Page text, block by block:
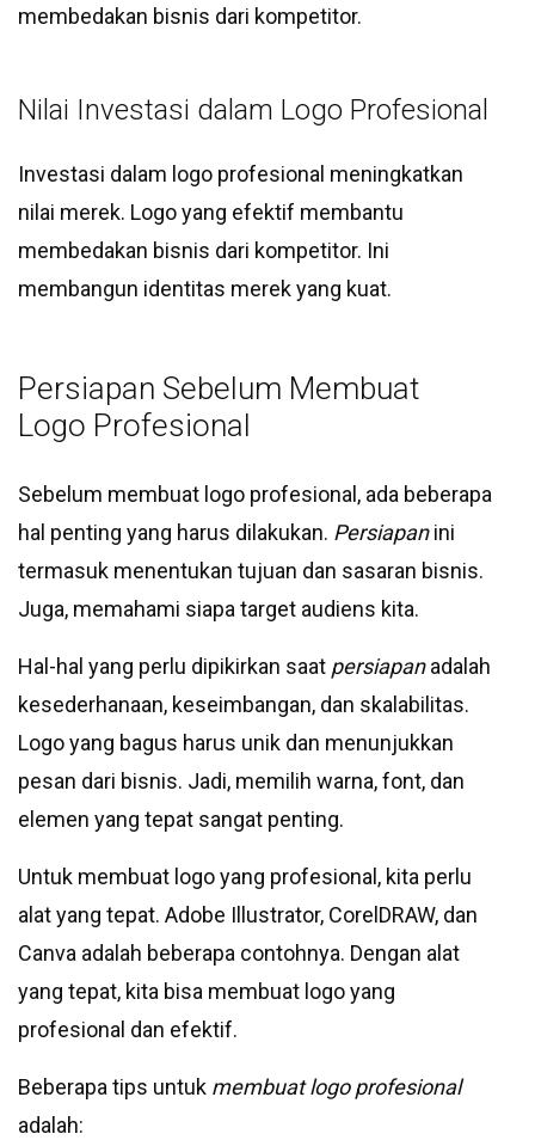
membedakan bisnis dari kompetitor.
Nilai Investasi dalam Logo Profesional
Investasi dalam logo profesional meningkatkan
nilai merek. Logo yang efektif membantu
membedakan bisnis dari kompetitor. Ini
membangun identitas merek yang kuat.
Persiapan Sebelum Membuat
Logo Profesional
Sebelum membuat logo profesional, ada beberapa
hal penting yang harus dilakukan. Persiapanini
termasuk menentukan tujuan dan sasaran bisnis.
Juga, memahami siapa target audiens kita.
Hal-hal yang perlu dipikirkan saat persiapanadalah
kesederhanaan, keseimbangan, dan skalabilitas.
Logo yang bagus harus unik dan menunjukkan
pesan dari bisnis. Jadi, memilih warna, font, dan
elemen yang tepat sangat penting.
Untuk membuat logo yang profesional, kita perlu
alat yang tepat. Adobe Illustrator, CorelDRAW, dan
Canva adalah beberapa contohnya. Dengan alat
yang tepat, kita bisa membuat logo yang
profesional dan efektif.
Beberapa tips untuk membuat logo profesional
adalah: